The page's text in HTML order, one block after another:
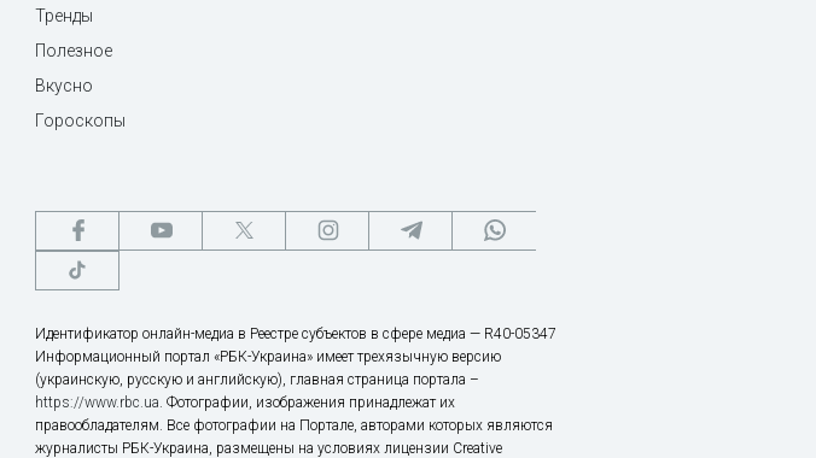
Тренды
Полезное
Вкусно
Гороскопы
Идентификатор онлайн-медиа в Реестре субъектов в сфере медиа — R40-05347
Информационный портал «РБК-Украина» имеет трехязычную версию
(украинскую, русскую и английскую), главная страница портала –
https://www.rbc.ua. Фотографии, изображения принадлежат их
правообладателям. Все фотографии на Портале, авторами которых являются
журналисты РБК-Украина, размещены на условиях лицензии Creative